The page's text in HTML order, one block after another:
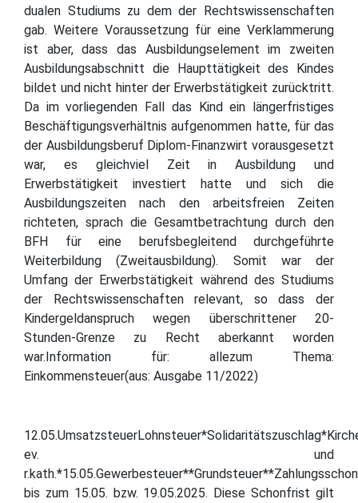
dualen Studiums zu dem der Rechtswissenschaften
gab. Weitere Voraussetzung für eine Verklammerung
ist aber, dass das Ausbildungselement im zweiten
Ausbildungsabschnitt die Haupttätigkeit des Kindes
bildet und nicht hinter der Erwerbstätigkeit zurücktritt.
Da im vorliegenden Fall das Kind ein längerfristiges
Beschäftigungsverhältnis aufgenommen hatte, für das
der Ausbildungsberuf Diplom-Finanzwirt vorausgesetzt
war, es gleichviel Zeit in Ausbildung und
Erwerbstätigkeit investiert hatte und sich die
Ausbildungszeiten nach den arbeitsfreien Zeiten
richteten, sprach die Gesamtbetrachtung durch den
BFH für eine berufsbegleitend durchgeführte
Weiterbildung (Zweitausbildung). Somit war der
Umfang der Erwerbstätigkeit während des Studiums
der Rechtswissenschaften relevant, so dass der
Kindergeldanspruch wegen überschrittener 20-
Stunden-Grenze zu Recht aberkannt worden
war.Information für: allezum Thema:
Einkommensteuer(aus: Ausgabe 11/2022)
ev. und
bis zum 15.05. bzw. 19.05.2025. Diese Schonfrist gilt